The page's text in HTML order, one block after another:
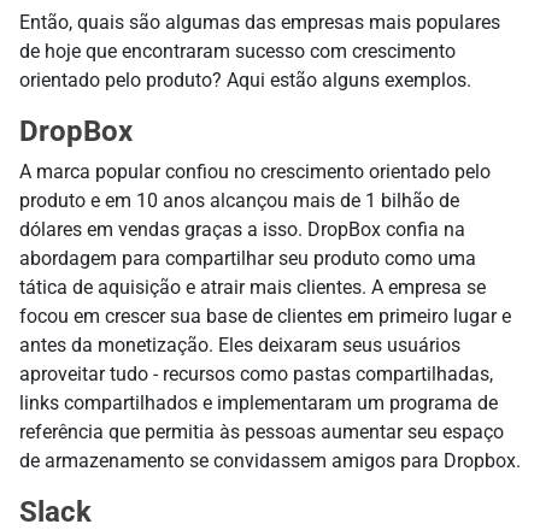
Então, quais são algumas das empresas mais populares
de hoje que encontraram sucesso com crescimento
orientado pelo produto? Aqui estão alguns exemplos.
DropBox
A marca popular confiou no crescimento orientado pelo
produto e em 10 anos alcançou mais de 1 bilhão de
dólares em vendas graças a isso. DropBox confia na
abordagem para compartilhar seu produto como uma
tática de aquisição e atrair mais clientes. A empresa se
focou em crescer sua base de clientes em primeiro lugar e
antes da monetização. Eles deixaram seus usuários
aproveitar tudo - recursos como pastas compartilhadas,
links compartilhados e implementaram um programa de
referência que permitia às pessoas aumentar seu espaço
de armazenamento se convidassem amigos para Dropbox.
Slack